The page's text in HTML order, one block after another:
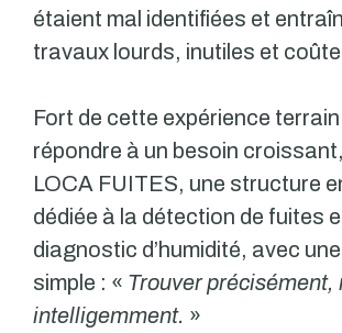
étaient mal identifiées et
travaux lourds, inutiles et
Fort de cette expérience
répondre à un besoin
LOCA FUITES, une structure
dédiée à la détection de fuites
diagnostic d’humidité, avec
simple : « Trouver précisément,
intelligemment. »